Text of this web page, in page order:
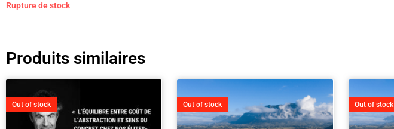
Rupture de stock
Produits similaires
Out of stock Out of stock Out of stock